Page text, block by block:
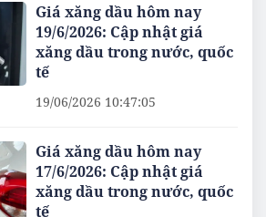
Giá xăng dầu hôm nay
19/6/2026: Cập nhật giá
xăng dầu trong nước, quốc
tế
19/06/2026 10:47:05
Giá xăng dầu hôm nay
17/6/2026: Cập nhật giá
xăng dầu trong nước, quốc
tế